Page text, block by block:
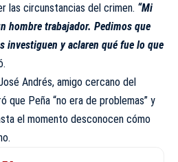
las circunstancias del crimen. “Mi
hombre trabajador. Pedimos que
investiguen y aclaren qué fue lo que
Andrés, amigo cercano del
que Peña “no era de problemas” y
el momento desconocen cómo